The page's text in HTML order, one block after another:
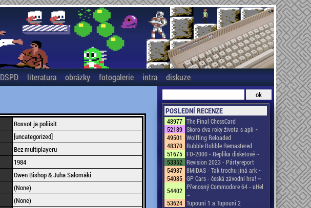
DSPD literatura obrázky fotogalerie intra diskuze
Rosvot ja poliisit
[uncategorized]
Bez multiplayeru
1984
Owen Bishop & Juha Salomäki
(None)
(None)
POSLEDNÍ RECENZE
48977 The Final ChessCard
52189 Skoro dva roky života s apli ~
49501
Wolfling Reloaded
48370 Bubble Bobble Remastered
51675 FD-2000 - Replika disketové ~
53352 Revision 2023 - Pártyreport
54937 8MIDAS - Tak trochu jiná ark ~
54085 GP Cars - česká závodní hra! ~
54402 Přenosný Commodore 64 - uHel
~
53624 Tupouni 1 a Tupouni 2